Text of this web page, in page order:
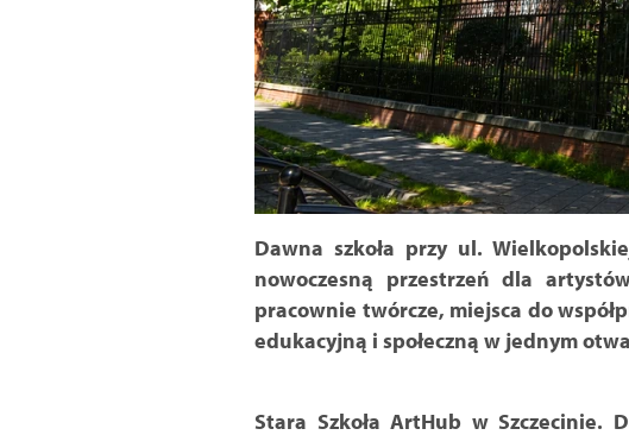
Dawna szkoła przy ul.
nowoczesną przestrzeń dla
pracownie twórcze, miejsca do
edukacyjną i społeczną w jednym
Stara Szkoła ArtHub w